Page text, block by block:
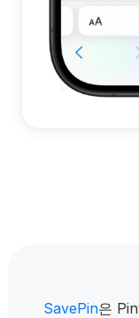
SavePin은